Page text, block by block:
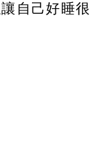
自己好睡很